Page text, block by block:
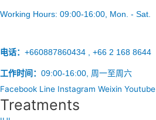
Working Hours: 09:00-16:00 , Mon. - Sat.
电话： +660887860434 , +66 2 168 8644
工作时间： 09:00-16:00, 周一至周六
Facebook Line Instagram Weixin Youtube
Treatments